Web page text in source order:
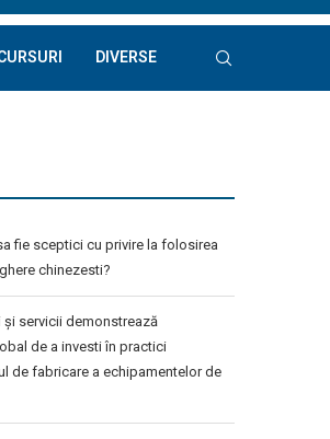
DIVERSE
fie sceptici cu privire la folosirea
chinezesti?
și servicii demonstrează
de a investi în practici
de fabricare a echipamentelor de